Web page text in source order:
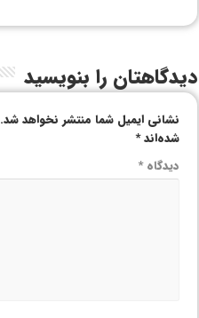
دیدگاهتان را بنویسید
نشانی ایمیل شما منتشر نخواهد شد.
شده‌اند*
دیدگاه*